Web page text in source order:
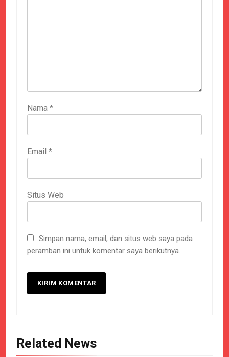
Nama *
Email *
Situs Web
Simpan nama, email, dan situs web saya pada
peramban ini untuk komentar saya berikutnya.
Related News